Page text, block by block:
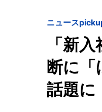
ニュース
「新
断に「
話題に